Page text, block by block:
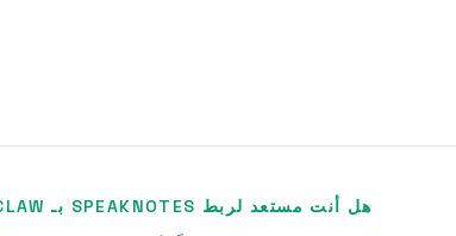
هل أنت مستعد لربط SPEAKNOTES بـ OPENCLAW؟